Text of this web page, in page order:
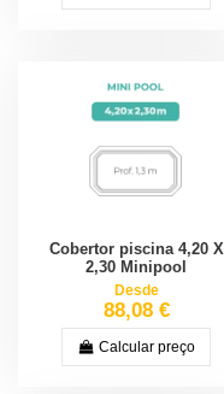
Cobertor piscina 4,20 X
2,30 Minipool
Desde
88,08 €
Calcular preço